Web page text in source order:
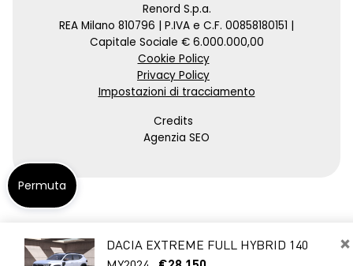
×
DACIA EXTREME FULL HYBRID 140
Renord S.p.a.
REA Milano 810796 | P.IVA e C.F. 00858180151 |
Capitale Sociale € 6.000.000,00
Cookie Policy
Privacy Policy
Impostazioni di tracciamento
Credits
Agenzia SEO
Permuta